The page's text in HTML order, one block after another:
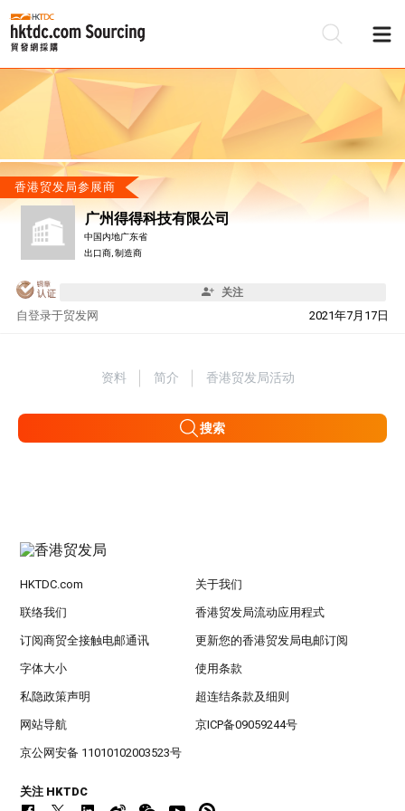
香港贸发局参展商
广州得得科技有限公司
中国内地广东省
出口商, 制造商
关注
自 2021年7月17日
登录于贸发网
资料 简介 香港贸发局活动
搜索
HKTDC.com 关于我们
联络我们 香港贸发局流动应用程式
订阅商贸全接触电邮通讯 更新您的香港贸发局电邮订阅
字体大小 使用条款
私隐政策声明 超连结条款及细则
网站导航 京ICP备09059244号
京公网安备 11010102003523号
关注 HKTDC